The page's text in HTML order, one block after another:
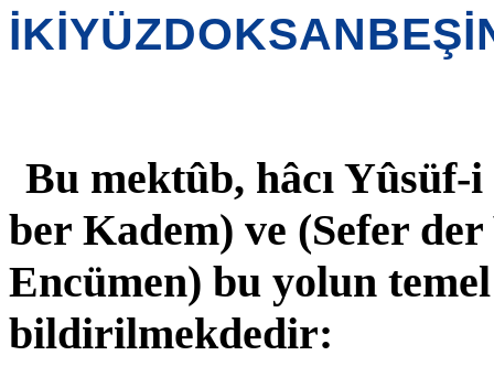
Bu mektûb, hâcı Yûsüf-i
ber Kadem) ve (Sefer
Encümen) bu yolun
bildirilmekdedir: